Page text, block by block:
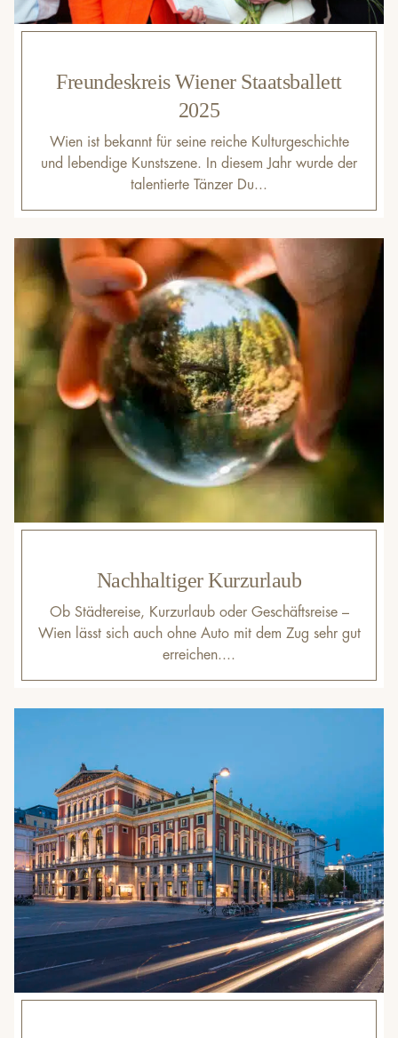
Freundeskreis Wiener Staatsballett
2025
Wien ist bekannt für seine reiche Kulturgeschichte
und lebendige Kunstszene. In diesem Jahr wurde der
talentierte Tänzer Du...
Nachhaltiger Kurzurlaub
Ob Städtereise, Kurzurlaub oder Geschäftsreise –
Wien lässt sich auch ohne Auto mit dem Zug sehr gut
erreichen....